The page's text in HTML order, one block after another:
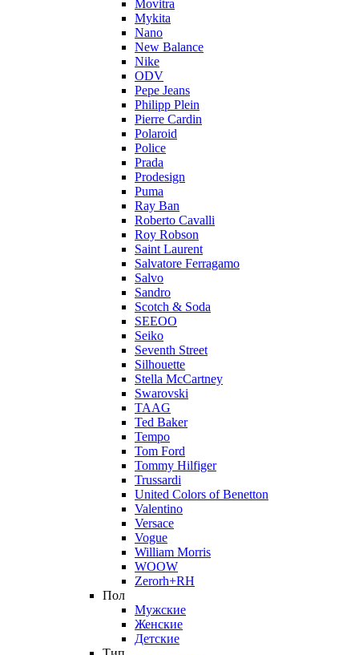
Movitra
Mykita
Nano
New Balance
Nike
ODV
Pepe Jeans
Philipp Plein
Pierre Cardin
Polaroid
Police
Prada
Prodesign
Puma
Ray Ban
Roberto Cavalli
Roy Robson
Saint Laurent
Salvatore Ferragamo
Salvo
Sandro
Scotch & Soda
SEEOO
Seiko
Seventh Street
Silhouette
Stella McCartney
Swarovski
TAAG
Ted Baker
Tempo
Tom Ford
Tommy Hilfiger
Trussardi
United Colors of Benetton
Valentino
Versace
Vogue
William Morris
WOOW
Zerorh+RH
Пол
Мужские
Женские
Детские